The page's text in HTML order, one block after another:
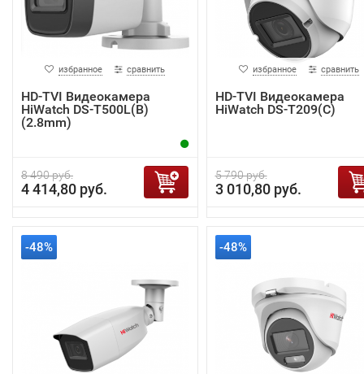
избранное сравнить
HD-TVI Видеокамера
HiWatch DS-T500L(B)
(2.8mm)
8 490 руб.
4 414,80 руб.
избранное сравнить
HD-TVI Видеокамера
HiWatch DS-T209(С)
5 790 руб.
3 010,80 руб.
-48% -48%